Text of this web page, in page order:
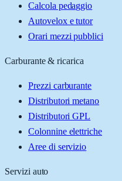
Calcola pedaggio
Autovelox e tutor
Orari mezzi pubblici
Carburante & ricarica
Prezzi carburante
Distributori metano
Distributori GPL
Colonnine elettriche
Aree di servizio
Servizi auto